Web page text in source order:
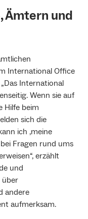
Ämtern und
International Office
International
Wenn sie auf
Hilfe beim
sich die
ich ,meine
Fragen rund ums
erzählt
und
über
andere
aufmerksam.